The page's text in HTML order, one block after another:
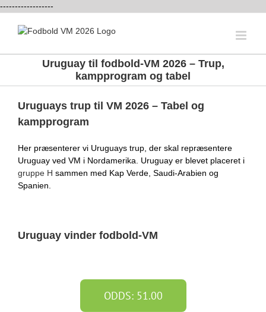
------------------
Uruguay til fodbold-VM 2026 – Trup,
kampprogram og tabel
Uruguays trup til VM 2026 – Tabel og
kampprogram
Her præsenterer vi Uruguays trup, der skal repræsentere
Uruguay ved VM i Nordamerika. Uruguay er blevet placeret i
gruppe H sammen med Kap Verde, Saudi-Arabien og
Spanien.
Uruguay vinder fodbold-VM
ODDS: 51.00